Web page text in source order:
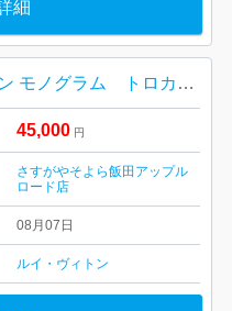
細
ルイヴィトン モノグラム トロカデロ27 M51274
45,000 円
さすがやそよら飯田アップル
ロード店
08月07日
ルイ・ヴィトン